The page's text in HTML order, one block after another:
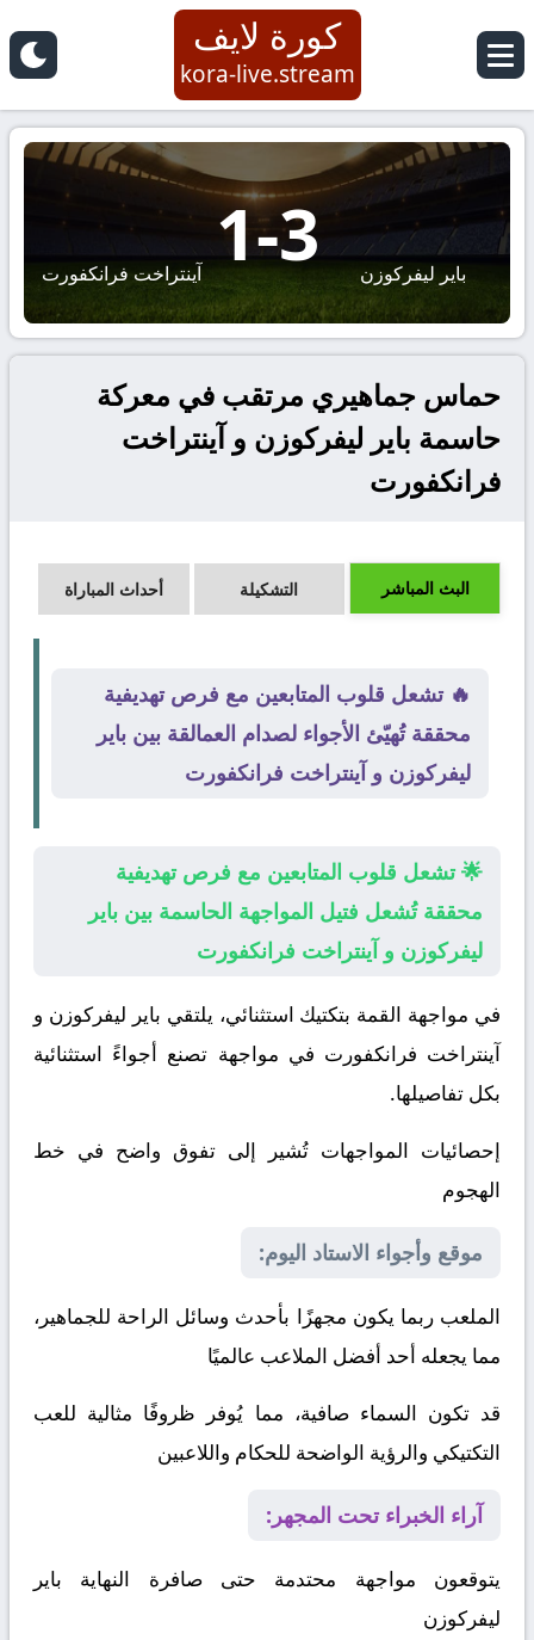
كورة لايف
kora-live.stream
باير ليفركوزن 3
-
1 آينتراخت فرانكفورت
حماس جماهيري مرتقب في معركة
حاسمة باير ليفركوزن و آينتراخت
فرانكفورت
البث المباشر التشكيلة أحداث المباراة
🔥 تشعل قلوب المتابعين مع فرص تهديفية
محققة تُهيّئ الأجواء لصدام العمالقة بين باير
ليفركوزن و آينتراخت فرانكفورت
🌟 تشعل قلوب المتابعين مع فرص تهديفية
محققة تُشعل فتيل المواجهة الحاسمة بين باير
ليفركوزن و آينتراخت فرانكفورت
في مواجهة القمة بتكتيك استثنائي، يلتقي باير ليفركوزن و
آينتراخت فرانكفورت في مواجهة تصنع أجواءً استثنائية
بكل تفاصيلها.
إحصائيات المواجهات تُشير إلى تفوق واضح في خط
الهجوم
موقع وأجواء الاستاد اليوم:
الملعب ربما يكون مجهزًا بأحدث وسائل الراحة للجماهير،
مما يجعله أحد أفضل الملاعب عالميًا
قد تكون السماء صافية، مما يُوفر ظروفًا مثالية للعب
التكتيكي والرؤية الواضحة للحكام واللاعبين
آراء الخبراء تحت المجهر:
يتوقعون مواجهة محتدمة حتى صافرة النهاية باير
ليفركوزن